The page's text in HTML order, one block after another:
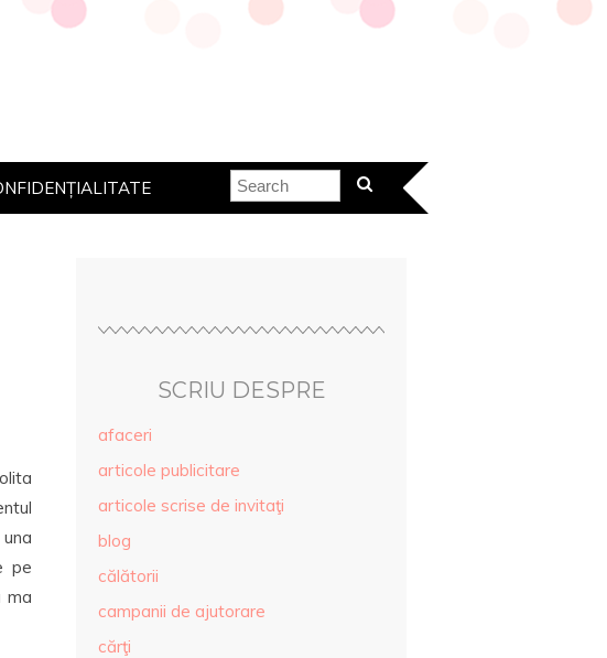
pe
ma
SCRIU DESPRE
afaceri
articole publicitare
articole scrise de invitaţi
blog
călătorii
campanii de ajutorare
cărţi